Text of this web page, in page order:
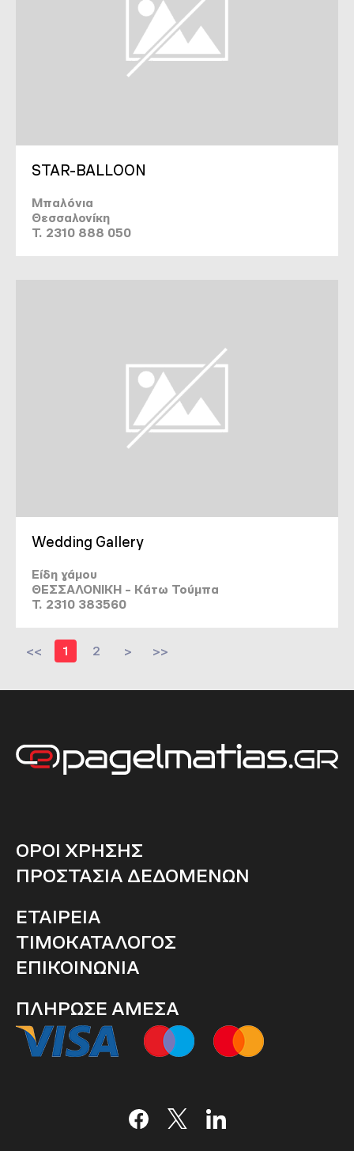
STAR-BALLOON
Μπαλόνια
Θεσσαλονίκη
T. 2310 888 050
Wedding Gallery
Είδη γάμου
ΘΕΣΣΑΛΟΝΙΚΗ - Κάτω Τούμπα
T. 2310 383560
<< 1 2 > >>
ΟΡΟΙ ΧΡΗΣΗΣ
ΠΡΟΣΤΑΣΙΑ ΔΕΔΟΜΕΝΩΝ
ΕΤΑΙΡΕΙΑ
ΤΙΜΟΚΑΤΑΛΟΓΟΣ
ΕΠΙΚΟΙΝΩΝΙΑ
ΠΛΗΡΩΣΕ ΑΜΕΣΑ